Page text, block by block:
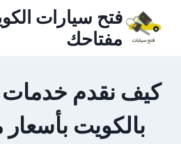
المحتوى
فتح سيارات
مفتاحك
كيف نقدم خدمات
بالكويت